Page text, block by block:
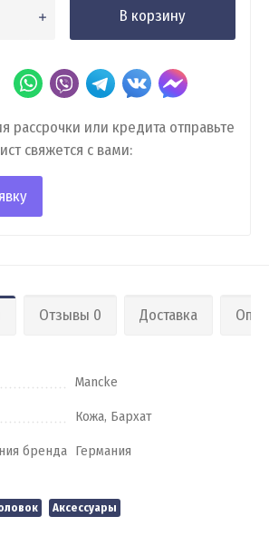
В корзину
или кредита отправьте
свяжется с вами:
Отзывы 0 Доставка
Mancke
Кожа, Бархат
бренда Германия
Аксессуары